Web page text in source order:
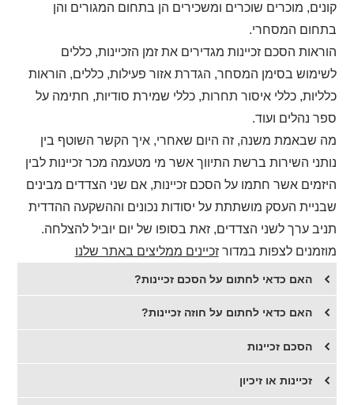
קונים, מוכרים שוכרים ומשכירים הן בתחום המגורים והן
בתחום המסחרי.
הוראות הסכם זכיינות מגדירים את זמן הזכיינות, כללים
לשימוש בסימן המסחר, הגדרת אזור פעילות, כללים, הוראות
כלליות, כללי איסור תחרות, כללי שמירת סודיות, חתימה על
ספר נהלים ועוד.
מה שבאמת משנה, זה היום שאחרי, איך הקשר השוטף בין
נותני השירות ברשת התיווך אשר מי מטעמה מכר זכיינות לבין
היזמים אשר חתמו על הסכם זכיינות, אם שני הצדדים מבינים
שבניית העסק מושתתת על יסודות נכונים וההשקעה ההדדית
תניב ערך לשני הצדדים, זאת בסופו של יום יוביל להצלחה.
מוזמנים לצפות במדורזכיינים ממליצים באתר שלנו
האם כדאי לחתום על הסכם זכיינות?
האם כדאי לחתום על חוזה זכיינות?
הסכם זכיינות
זכיינות או זיכיון